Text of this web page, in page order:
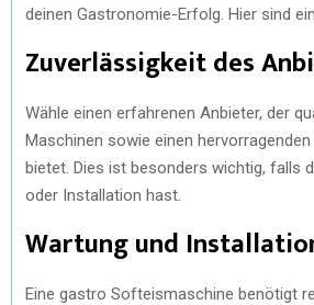
deinen Gastronomie-Erfolg. Hier sind
Zuverlässigkeit des
Wähle einen erfahrenen Anbieter, der
Maschinen sowie einen
bietet. Dies ist besonders wichtig, falls
oder Installation hast.
Wartung und
Eine gastro Softeismaschine benötigt